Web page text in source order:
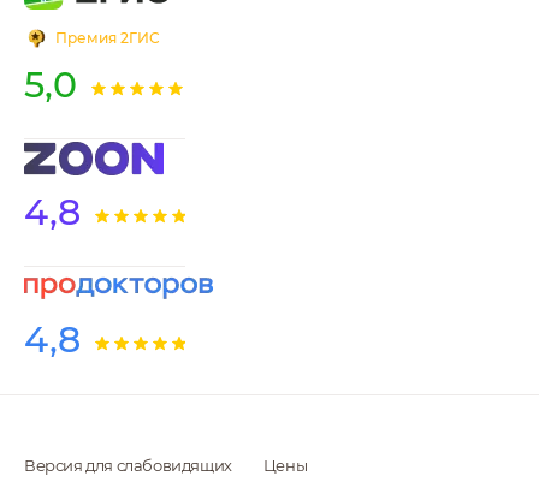
Премия 2ГИС
5,0
4,8
4,8
Версия для слабовидящих
Цены